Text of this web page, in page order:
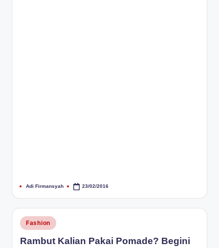
Posted
Adi Firmansyah 23/02/2016
Posted
in
Fashion
Rambut Kalian Pakai Pomade? Begini